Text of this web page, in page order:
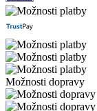
Možnosti dopravy